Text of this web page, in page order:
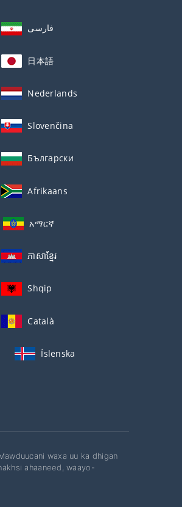
فارسی
日本語
Nederlands
Slovenčina
Български
Afrikaans
አማርኛ
ភាសាខ្មែរ
Shqip
Català
Íslenska
waxa uu ka dhigan
ahaaneed, waayo-